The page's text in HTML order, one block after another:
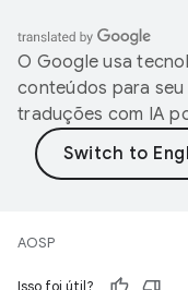
O Google usa
conteúdos para
traduções com IA
AOSP
Isso foi útil?